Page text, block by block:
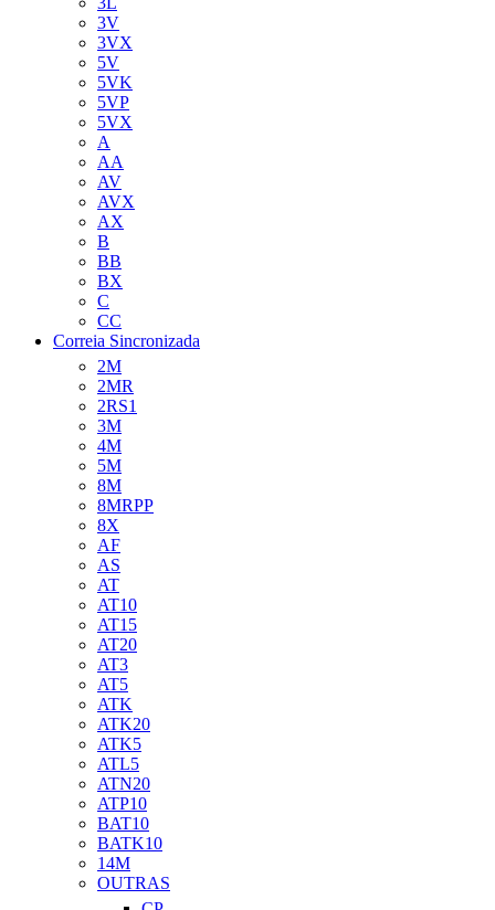
3V
3VX
5V
5VK
5VP
5VX
A
AA
AV
AVX
AX
B
BB
BX
C
CC
Correia Sincronizada
2M
2MR
2RS1
3M
4M
5M
8M
8MRPP
8X
AF
AS
AT
AT10
AT15
AT20
AT3
AT5
ATK
ATK20
ATK5
ATL5
ATN20
ATP10
BAT10
BATK10
14M
OUTRAS